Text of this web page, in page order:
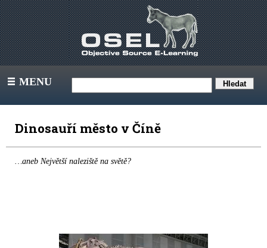
III MENU
Dinosauří město v Číně
…aneb Největší naleziště na světě?